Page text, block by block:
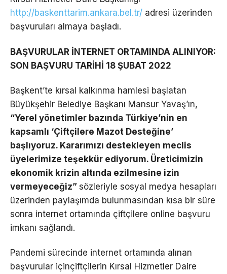
http://baskenttarim.ankara.bel.tr/ adresi üzerinden
başvuruları almaya başladı.
BAŞVURULAR İNTERNET ORTAMINDA ALINIYOR:
SON BAŞVURU TARİHİ 18 ŞUBAT 2022
Başkent’te kırsal kalkınma hamlesi başlatan
Büyükşehir Belediye Başkanı Mansur Yavaş’ın,
“Yerel yönetimler bazında Türkiye’nin en
kapsamlı ‘Çiftçilere Mazot Desteğine’
başlıyoruz. Kararımızı destekleyen meclis
üyelerimize teşekkür ediyorum. Üreticimizin
ekonomik krizin altında ezilmesine izin
vermeyeceğiz” sözleriyle sosyal medya hesapları
üzerinden paylaşımda bulunmasından kısa bir süre
sonra internet ortamında çiftçilere online başvuru
imkanı sağlandı.
Pandemi sürecinde internet ortamında alınan
başvurular içinçiftçilerin Kırsal Hizmetler Daire